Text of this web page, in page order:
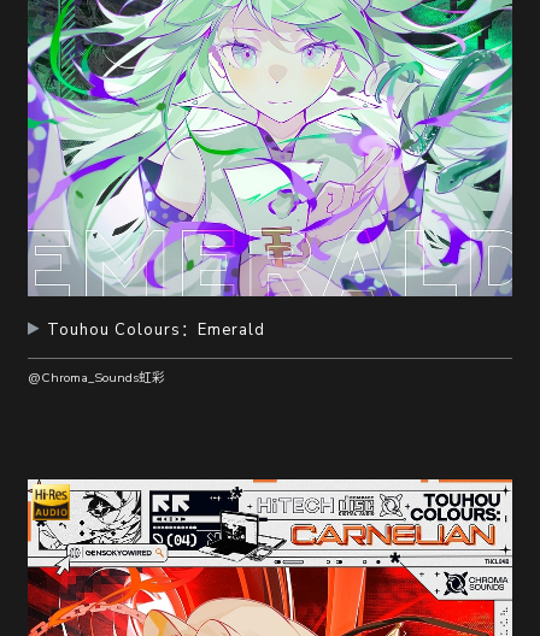
随
便
听
听
Touhou Colours：Emerald
@Chroma_Sounds虹彩